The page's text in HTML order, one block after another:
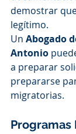
demostrar
legítimo.
Un Abogado
Antonio
a preparar
prepararse
migratorias.
Programas